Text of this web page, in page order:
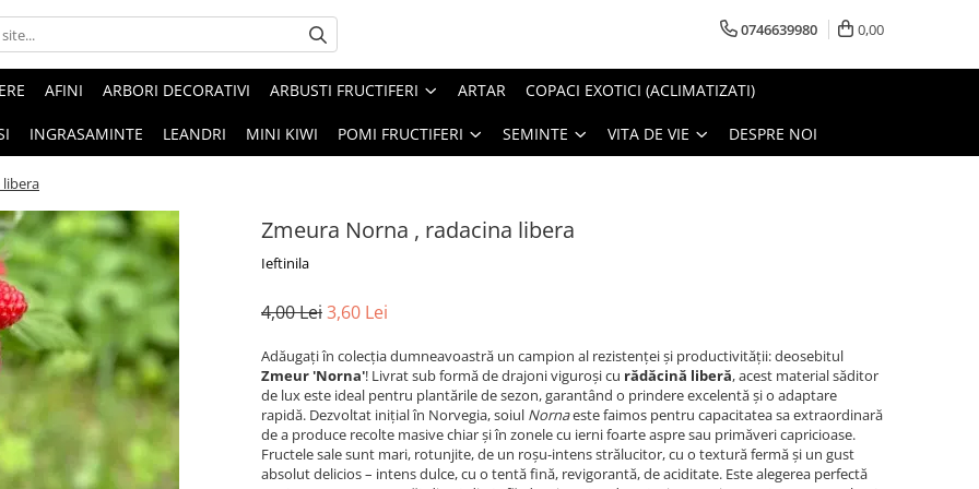
0746639980 0,00
AFINI ARBORI DECORATIVI ARBUSTI FRUCTIFERI ARTAR COPACI EXOTICI (ACLIMATIZATI)
INGRASAMINTE LEANDRI MINI KIWI POMI FRUCTIFERI SEMINTE VITA DE VIE DESPRE NOI
libera
Zmeura Norna , radacina libera
Ieftinila
4,00 Lei3,60 Lei
Adăugați în colecția dumneavoastră un campion al rezistenței și productivității: deosebitul
Zmeur 'Norna'! Livrat sub formă de drajoni viguroși cu rădăcină liberă, acest material săditor
de lux este ideal pentru plantările de sezon, garantând o prindere excelentă și o adaptare
rapidă. Dezvoltat inițial în Norvegia, soiul Nornaeste faimos pentru capacitatea sa extraordinară
de a produce recolte masive chiar și în zonele cu ierni foarte aspre sau primăveri capricioase.
Fructele sale sunt mari, rotunjite, de un roșu-intens strălucitor, cu o textură fermă și un gust
absolut delicios – intens dulce, cu o tentă fină, revigorantă, de aciditate. Este alegerea perfectă